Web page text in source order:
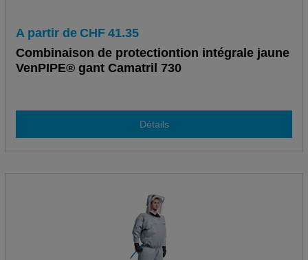
A partir de CHF 41.35
Combinaison de protectiontion intégrale jaune
VenPIPE® gant Camatril 730
Détails